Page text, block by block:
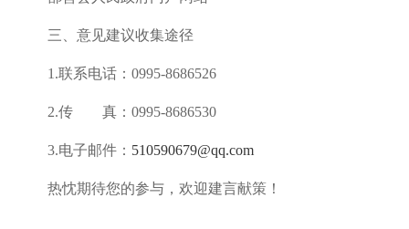
三、意见建议收集途径
1.联系电话：0995-8686526
2.传 真：0995-8686530
3.电子邮件： 510590679@qq.com
热忱期待您的参与，欢迎建言献策！